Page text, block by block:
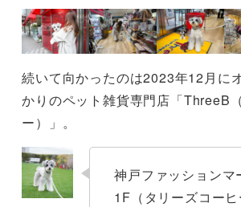
続いて向かったのは2023年12月に
かりのペット雑貨専門店「ThreeB
ー）」。
神戸ファッションマ
1F（タリーズコー